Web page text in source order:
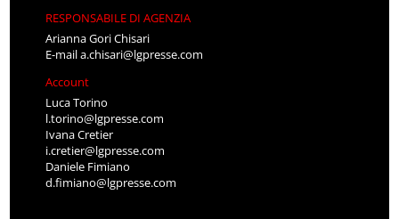
RESPONSABILE DI AGENZIA
Arianna Gori Chisari
E-maila.chisari@lgpresse.com
Account
Luca Torino
l.torino@lgpresse.com
Ivana Cretier
i.cretier@lgpresse.com
Daniele Fimiano
d.fimiano@lgpresse.com